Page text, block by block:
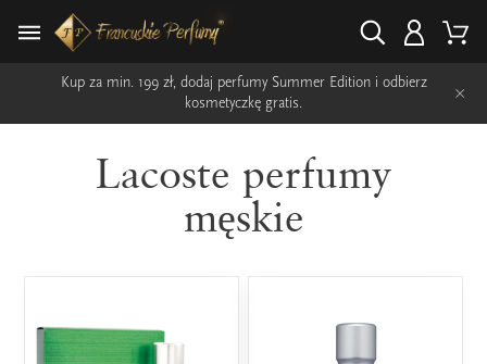
Kup za min. 199 zł, dodaj perfumy Summer Edition i odbierz
kosmetyczkę gratis.
×
Lacoste perfumy
męskie